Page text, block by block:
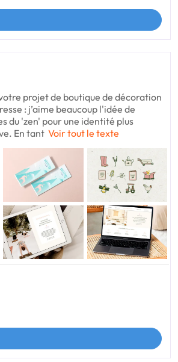
projet de boutique de décoration
: j’aime beaucoup l'idée de
du 'zen' pour une identité plus
En tant Voir tout le texte